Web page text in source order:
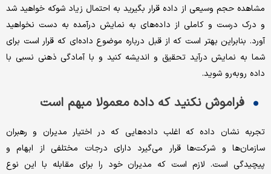
مشاهده حجم وسیعی از داده قرار بگیرید به ‌‌‌احتمال زیاد شوکه خواهید شد
و درک درست و کاملی از داده‌‌‌های به‌‌‌ نمایش‌‌‌ درآمده به دست نخواهید
آورد. بنابراین بهتر است که از قبل درباره موضوع داده‌‌‌ای که قرار است برای
شما به نمایش درآید تحقیق و اندیشه کنید و با آمادگی ذهنی نسبی با
داده روبه‌‌‌رو شوید.
فراموش نکنید که داده معمولا مبهم است
تجربه نشان داده که اغلب داده‌‌‌هایی که در اختیار مدیران و رهبران
سازمان‌‌‌ها و شرکت‌‌‌ها قرار می‌‌‌گیرد دارای درجات مختلفی از ابهام و
پیچیدگی است. لازم است که مدیران خود را برای مقابله با این نوع